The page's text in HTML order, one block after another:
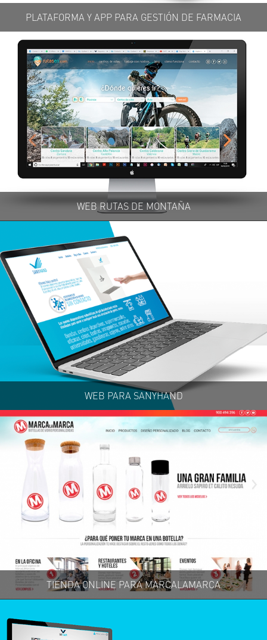
PLATAFORMA Y APP PARA GESTIÓN DE FARMACIA
WEB RUTAS DE MONTAÑA
WEB PARA SANYHAND
TIENDA ONLINE PARA MARCALAMARCA